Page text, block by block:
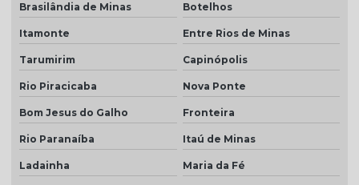
Brasilândia de Minas Botelhos
Itamonte Entre Rios de Minas
Tarumirim Capinópolis
Rio Piracicaba Nova Ponte
Bom Jesus do Galho Fronteira
Rio Paranaíba Itaú de Minas
Ladainha Maria da Fé